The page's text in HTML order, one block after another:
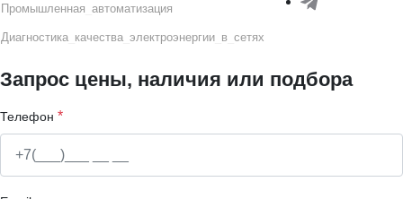
Промышленная автоматизация
Диагностика качества электроэнергии в сетях
Запрос цены, наличия или подбора
Телефон *